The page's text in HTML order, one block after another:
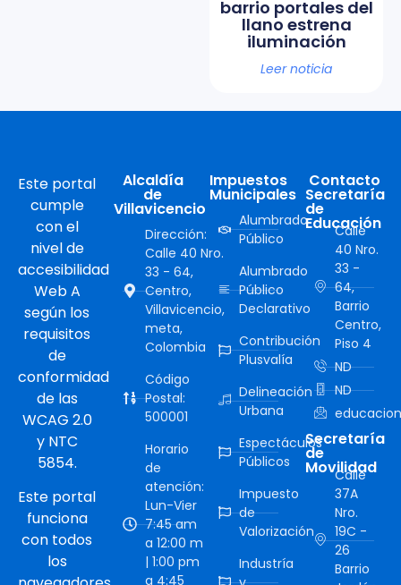
barrio portales del
llano estrena
iluminación
Leer noticia
Este portal
cumple
con el
nivel de
accesibilidad
Web A
según los
requisitos
de
conformidad
de las
WCAG 2.0
y NTC
5854.
Este portal
funciona
con todos
los
Alcaldía
de
Villavicencio
Dirección:
Calle 40 Nro.
33 - 64,
Centro,
Villavicencio,
meta,
Colombia
Código
Postal:
500001
Horario
de
atención:
Lun-Vier
7:45 am
a 12:00 m
| 1:00 pm
a 4:45
Impuestos
Municipales
Alumbrado
Público
Alumbrado
Público
Declarativo
Contribución
Plusvalía
Delineación
Urbana
Espectáculos
Públicos
Impuesto
de
Valorización
Industría
Contacto
Secretaría
de
Educación
Calle
40 Nro.
33 -
64,
Barrio
Centro,
Piso 4
ND
ND
Secretaría
de
Movilidad
Calle
37A
Nro.
19C -
26
Barrio